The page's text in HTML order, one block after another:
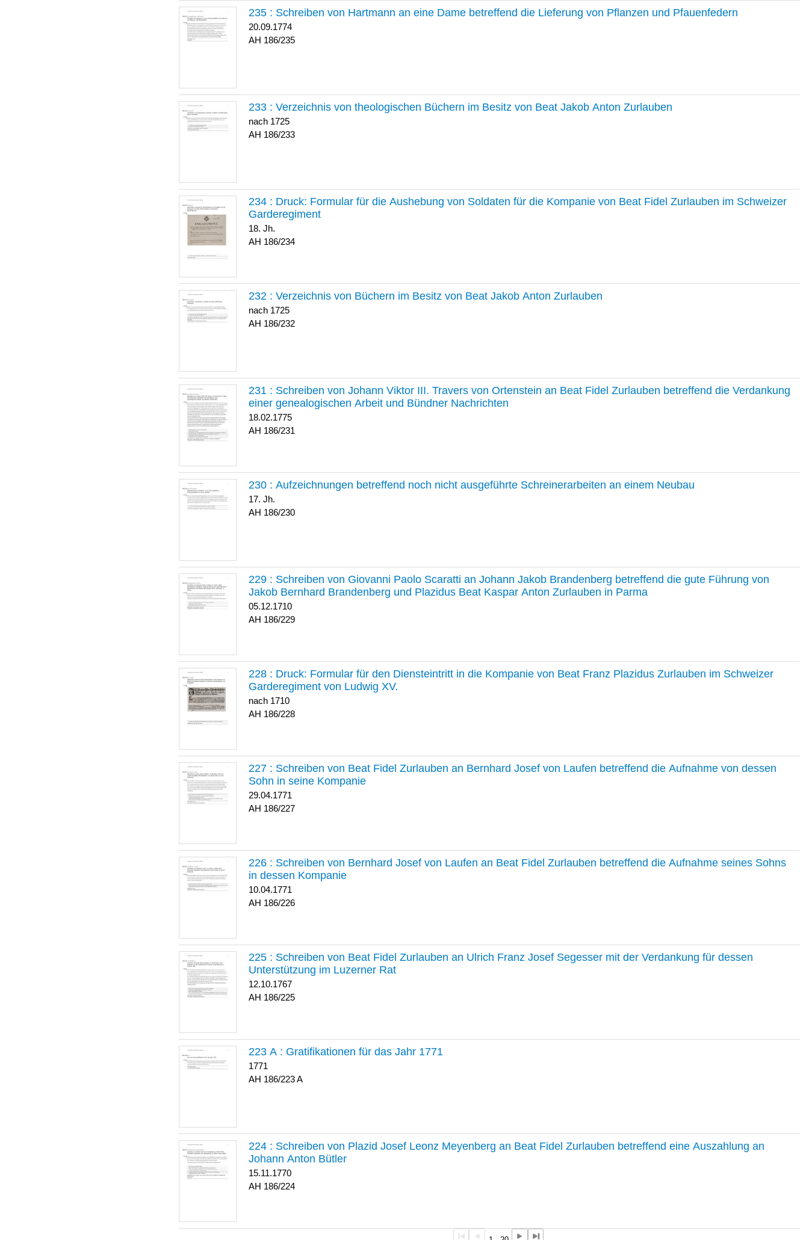
235 : Schreiben von Hartmann an eine Dame betreffend die Lieferung von Pflanzen und Pfauenfedern
20.09.1774
186/235
233 : Verzeichnis von theologischen Büchern im Besitz von Beat Jakob Anton Zurlauben
nach 1725
186/233
234 : Druck: Formular für die Aushebung von Soldaten für die Kompanie von Beat Fidel Zurlauben im Schweizer
Garderegiment
18. Jh.
186/234
232 : Verzeichnis von Büchern im Besitz von Beat Jakob Anton Zurlauben
nach 1725
186/232
231 : Schreiben von Johann Viktor III. Travers von Ortenstein an Beat Fidel Zurlauben betreffend die Verdankung
einer genealogischen Arbeit und Bündner Nachrichten
18.02.1775
186/231
230 : Aufzeichnungen betreffend noch nicht ausgeführte Schreinerarbeiten an einem Neubau
17. Jh.
186/230
229 : Schreiben von Giovanni Paolo Scaratti an Johann Jakob Brandenberg betreffend die gute Führung von
Jakob Bernhard Brandenberg und Plazidus Beat Kaspar Anton Zurlauben in Parma
05.12.1710
186/229
228 : Druck: Formular für den Diensteintritt in die Kompanie von Beat Franz Plazidus Zurlauben im Schweizer
Garderegiment von Ludwig XV.
nach 1710
186/228
227 : Schreiben von Beat Fidel Zurlauben an Bernhard Josef von Laufen betreffend die Aufnahme von dessen
Sohn in seine Kompanie
29.04.1771
186/227
226 : Schreiben von Bernhard Josef von Laufen an Beat Fidel Zurlauben betreffend die Aufnahme seines Sohns
in dessen Kompanie
10.04.1771
186/226
225 : Schreiben von Beat Fidel Zurlauben an Ulrich Franz Josef Segesser mit der Verdankung für dessen
Unterstützung im Luzerner Rat
12.10.1767
186/225
223 A : Gratifikationen für das Jahr 1771
1771
186/223 A
224 : Schreiben von Plazid Josef Leonz Meyenberg an Beat Fidel Zurlauben betreffend eine Auszahlung an
Johann Anton Bütler
15.11.1770
186/224